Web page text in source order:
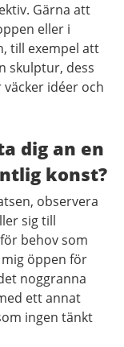
Gärna att
eller i
till exempel att
skulptur, dess
idéer och
dig an en
konst?
observera
sig till
behov som
öppen för
noggranna
ett annat
ingen tänkt